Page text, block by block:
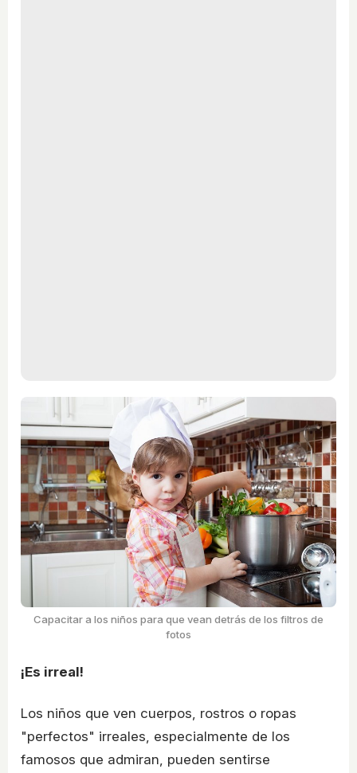
Capacitar a los niños para que vean detrás de los filtros de
fotos
¡Es irreal!
Los niños que ven cuerpos, rostros o ropas
"perfectos" irreales, especialmente de los
famosos que admiran, pueden sentirse